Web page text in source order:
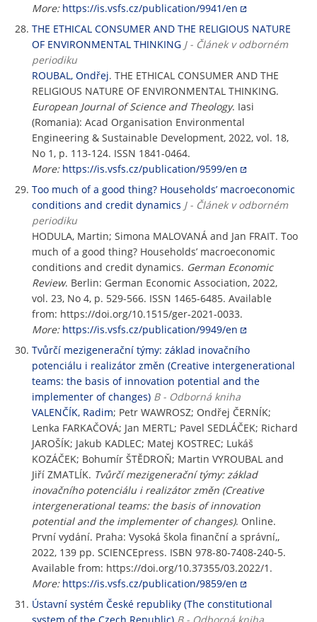
More: https://is.vsfs.cz/publication/9941/en
THE ETHICAL CONSUMER AND THE RELIGIOUS NATURE
OF ENVIRONMENTAL THINKING J - Článek v odborném
periodiku
ROUBAL, Ondřej. THE ETHICAL CONSUMER AND THE
RELIGIOUS NATURE OF ENVIRONMENTAL THINKING.
European Journal of Science and Theology. Iasi
(Romania): Acad Organisation Environmental
Engineering & Sustainable Development, 2022, vol. 18,
No 1, p. 113-124. ISSN 1841-0464.
More: https://is.vsfs.cz/publication/9599/en
Too much of a good thing? Households’ macroeconomic
conditions and credit dynamics J - Článek v odborném
periodiku
HODULA, Martin; Simona MALOVANÁ and Jan FRAIT. Too
much of a good thing? Households’ macroeconomic
conditions and credit dynamics. German Economic
Review. Berlin: German Economic Association, 2022,
vol. 23, No 4, p. 529-566. ISSN 1465-6485. Available
from: https://doi.org/10.1515/ger-2021-0033.
More: https://is.vsfs.cz/publication/9949/en
Tvůrčí mezigenerační týmy: základ inovačního
potenciálu i realizátor změn (Creative intergenerational
teams: the basis of innovation potential and the
implementer of changes) B - Odborná kniha
VALENČÍK, Radim; Petr WAWROSZ; Ondřej ČERNÍK;
Lenka FARKAČOVÁ; Jan MERTL; Pavel SEDLÁČEK; Richard
JAROŠÍK; Jakub KADLEC; Matej KOSTREC; Lukáš
KOZÁČEK; Bohumír ŠTĚDROŇ; Martin VYROUBAL and
Jiří ZMATLÍK. Tvůrčí mezigenerační týmy: základ
inovačního potenciálu i realizátor změn (Creative
intergenerational teams: the basis of innovation
potential and the implementer of changes). Online.
První vydání. Praha: Vysoká škola finanční a správní,,
2022, 139 pp. SCIENCEpress. ISBN 978-80-7408-240-5.
Available from: https://doi.org/10.37355/03.2022/1.
More: https://is.vsfs.cz/publication/9859/en
Ústavní systém České republiky (The constitutional
system of the Czech Republic) B - Odborná kniha